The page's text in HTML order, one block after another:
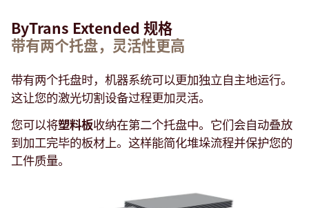
ByTrans Extended 规格
带有两个托盘，灵活性更高
带有两个托盘时，机器系统可以更加独立自主地运行。
这让您的激光切割设备过程更加灵活。
您可以将塑料板收纳在第二个托盘中。它们会自动叠放
到加工完毕的板材上。这样能简化堆垛流程并保护您的
工件质量。